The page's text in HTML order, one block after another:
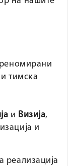
реномирани
тимска
и Визија,
и
реализација